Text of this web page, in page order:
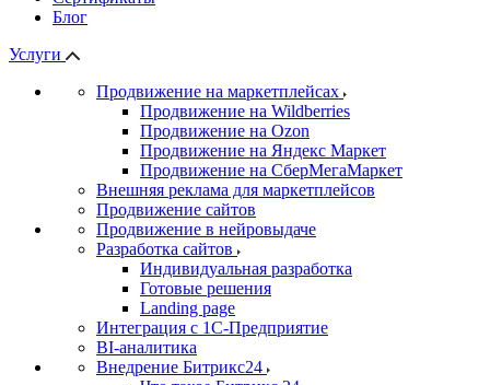
Блог
Услуги
Продвижение на маркетплейсах
Продвижение на Wildberries
Продвижение на Ozon
Продвижение на Яндекс Маркет
Продвижение на СберМегаМаркет
Внешняя реклама для маркетплейсов
Продвижение сайтов
Продвижение в нейровыдаче
Разработка сайтов
Индивидуальная разработка
Готовые решения
Landing page
Интеграция с 1С-Предприятие
BI-аналитика
Внедрение Битрикс24